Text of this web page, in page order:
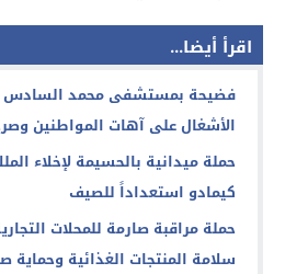
اقرأ أيضا...
فضيحة بمستشفى محمد السادس
الأشغال على آهات المواطنين
حملة ميدانية بالحسيمة لإخلاء
كيمادو استعداداً للصيف
حملة مراقبة صارمة للمحلات
سلامة المنتجات الغذائية